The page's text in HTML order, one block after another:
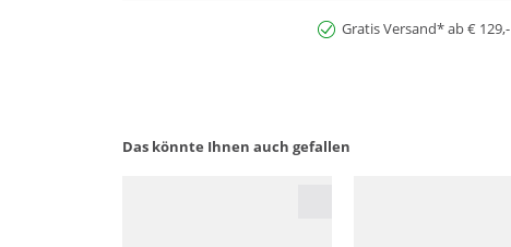
Gratis Versand* ab € 129,-
Das könnte Ihnen auch gefallen